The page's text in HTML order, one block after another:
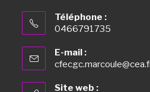
Téléphone :
0466791735
E-mail :
Site web :